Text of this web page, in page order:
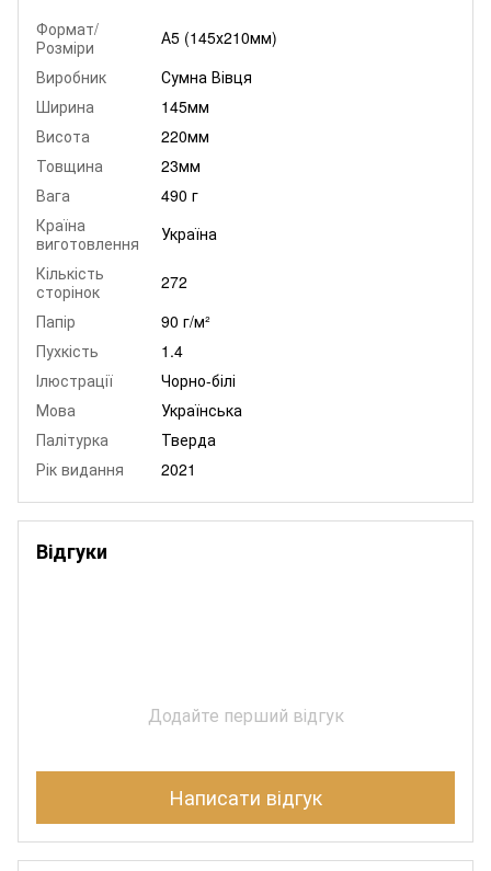
Формат/
Розміри
А5 (145х210мм)
Виробник
Сумна Вівця
Ширина
145мм
Висота
220мм
Товщина
23мм
Вага
490 г
Країна
виготовлення
Україна
Кількість
сторінок
272
Папір
90 г/м²
Пухкість
1.4
Ілюстрації
Чорно-білі
Мова
Українська
Палітурка
Тверда
Рік видання
2021
Відгуки
Додайте перший відгук
Написати відгук